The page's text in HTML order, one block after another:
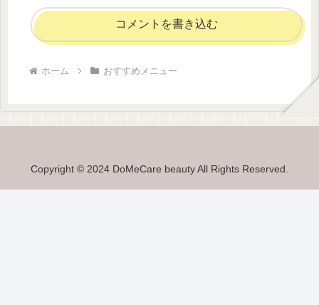
コメントを書き込む
ホーム おすすめメニュー
Copyright © 2024 DoMeCare beauty All Rights Reserved.